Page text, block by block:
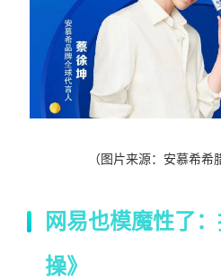
（图片来源：安慕希希
网易也模魔性了
操》